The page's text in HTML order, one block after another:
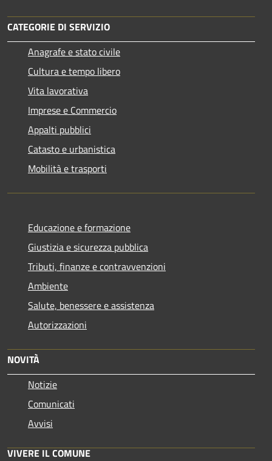
CATEGORIE DI SERVIZIO
Anagrafe e stato civile
Cultura e tempo libero
Vita lavorativa
Imprese e Commercio
Appalti pubblici
Catasto e urbanistica
Mobilità e trasporti
Educazione e formazione
Giustizia e sicurezza pubblica
Tributi, finanze e contravvenzioni
Ambiente
Salute, benessere e assistenza
Autorizzazioni
NOVITÀ
Notizie
Comunicati
Avvisi
VIVERE IL COMUNE